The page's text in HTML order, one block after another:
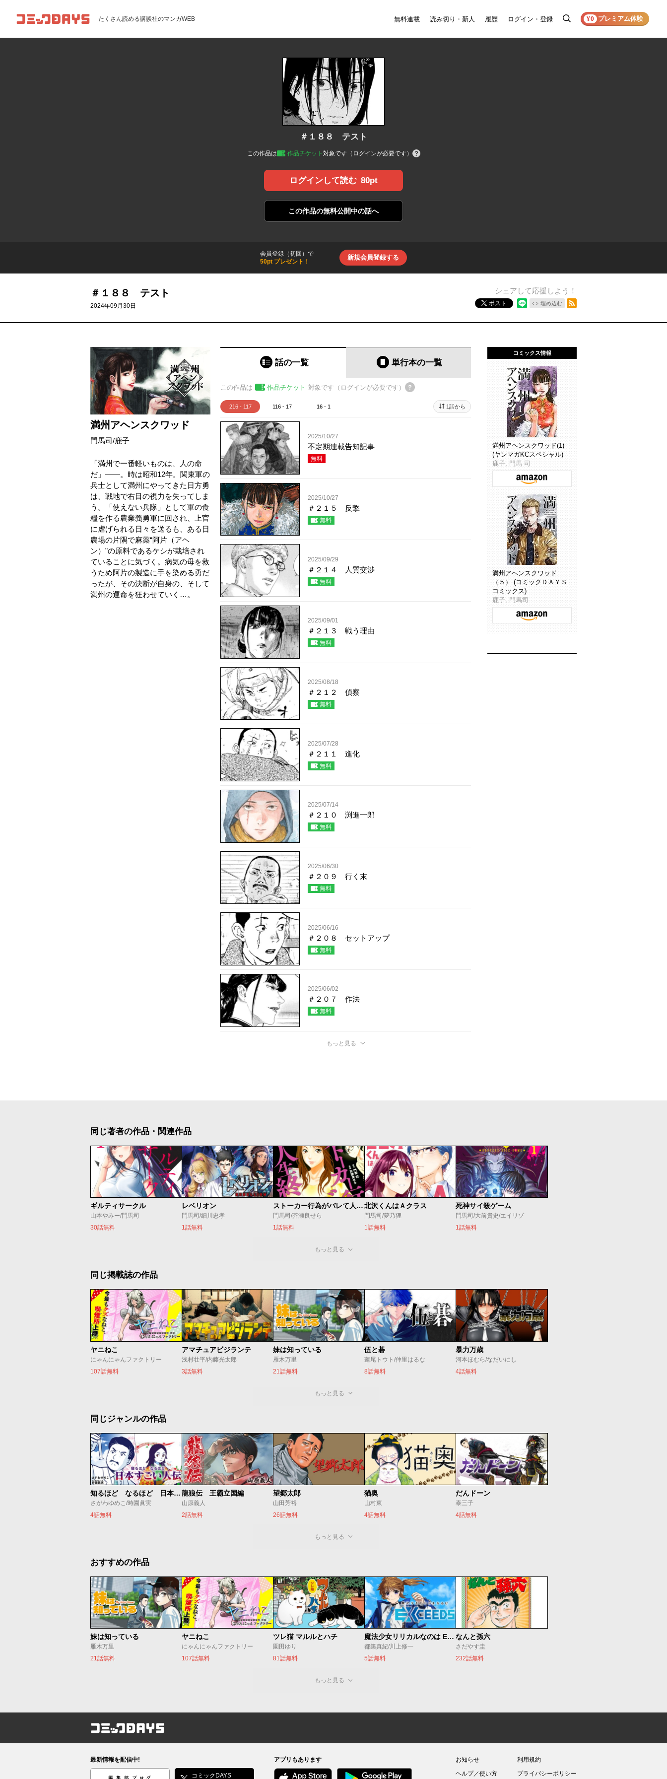
コミックDAYS たくさん読める講談社のマンガWEB 無料連載 読み切り・新人 履歴 ログイン・登録
検
¥0 プレミアム体験
＃１８８ テスト
この作品は 作品チケット 対象です（ログインが必要です）
ログインして読む 80pt
この作品の無料公開中の話へ
会員登録（初回）で
50pt プレゼント！
新規会員登録する
＃１８８ テスト
2024年09月30日
シェアして応援しよう！
ポスト 埋め込む
満州アヘンスクワッド
門馬司/鹿子
「満州で一番軽いものは、人の命
だ」――。時は昭和12年。関東軍の
兵士として満州にやってきた日方勇
は、戦地で右目の視力を失ってしま
う。「使えない兵隊」として軍の食
糧を作る農業義勇軍に回され、上官
に虐げられる日々を送るも、ある日
農場の片隅で麻薬“阿片（アヘ
ン）”の原料であるケシが栽培され
ていることに気づく。病気の母を救
うため阿片の製造に手を染める勇だ
ったが、その決断が自身の、そして
満州の運命を狂わせていく…。
話の一覧 単行本の一覧
この作品は 作品チケット 対象です（ログインが必要です）
216 - 117 116 - 17 16 - 1 1話から
2025/10/27
不定期連載告知記事
無料
2025/10/27
＃２１５ 反撃
無料
2025/09/29
＃２１４ 人質交渉
無料
2025/09/01
＃２１３ 戦う理由
無料
2025/08/18
＃２１２ 偵察
無料
2025/07/28
＃２１１ 進化
無料
2025/07/14
＃２１０ 渕進一郎
無料
2025/06/30
＃２０９ 行く末
無料
2025/06/16
＃２０８ セットアップ
無料
2025/06/02
＃２０７ 作法
無料
もっと見る
コミックス情報
満州アヘンスクワッド(1)
(ヤンマガKCスペシャル)
鹿子, 門馬 司
満州アヘンスクワッド
（５） (コミックＤＡＹＳ
コミックス)
鹿子, 門馬司
同じ著者の作品・関連作品
ギルティサークル
山本やみー/門馬司
30話無料
レベリオン
門馬司/細川忠孝
1話無料
ストーカー行為がバレて人生終了男
門馬司/芥瀬良せら
1話無料
北沢くんはＡクラス
門馬司/夢乃狸
1話無料
死神サイ殺ゲーム
門馬司/大前貴史/エイリゾ
1話無料
もっと見る
同じ掲載誌の作品
ヤニねこ
にゃんにゃんファクトリー
107話無料
アマチュアビジランテ
浅村壮平/内藤光太郎
3話無料
妹は知っている
雁木万里
21話無料
伍と碁
蓮尾トウト/仲里はるな
8話無料
暴力万歳
河本ほむら/なだいにし
4話無料
もっと見る
同じジャンルの作品
知るほど なるほど 日本すごい人伝
さがわゆめこ/時園眞実
4話無料
龍狼伝 王霸立国編
山原義人
2話無料
望郷太郎
山田芳裕
26話無料
猫奥
山村東
4話無料
だんドーン
泰三子
4話無料
もっと見る
おすすめの作品
妹は知っている
雁木万里
21話無料
ヤニねこ
にゃんにゃんファクトリー
107話無料
ツレ猫 マルルとハチ
園田ゆり
81話無料
魔法少女リリカルなのは EXCEEDS
都築真紀/川上修一
5話無料
なんと孫六
さだやす圭
232話無料
もっと見る
コミックDAYS
最新情報を配信中!
編集部ブログ コミックDAYS
アプリもあります
お知らせ
ヘルプ／使い方
利用規約
プライバシーポリシー